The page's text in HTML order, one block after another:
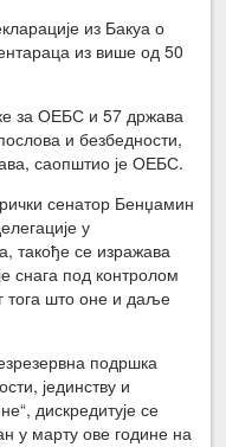
из Бакуа о
из више од 50
за ОЕБС и 57 држава
и безбедности,
саопштио је ОЕБС.
сенатор Бенџамин
у
такође се изражава
снага под контролом
тога што оне и даље
подршка
јединству и
дискредитује се
у марту ове године на